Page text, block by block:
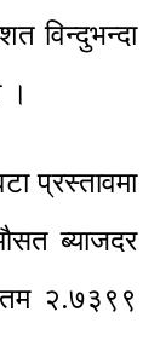
विन्दुभन्दा
।
प्रस्तावमा
ब्याजदर
२.७३९९